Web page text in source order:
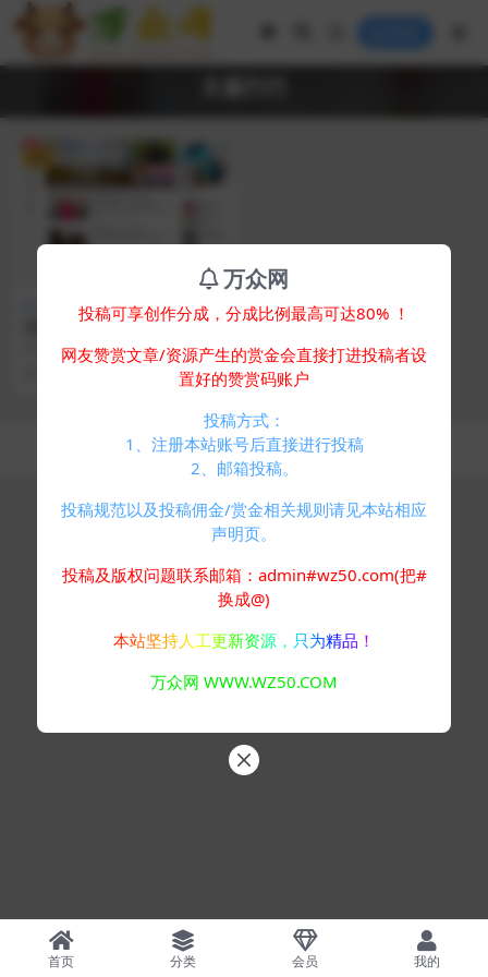
新闻博客
巴巴主题源码 合辑打包下载
WordPress主题模版+主题巴
巴SEO插件
简介： 主题巴巴WordPress主题模
板合辑打包下载，包含博客一号、
30
Copyright © 2024万众网- All rights reserved
浙ICP备05025058号-4
首页 分类 会员 我的
万众网
投稿可享创作分成，分成比例最高可达80% ！
网友赞赏文章/资源产生的赏金会直接打进投稿者设
置好的赞赏码账户
投稿方式：
1、注册本站账号后直接进行投稿
2、邮箱投稿。
投稿规范以及投稿佣金/赏金相关规则请见本站相应
声明页。
投稿及版权问题联系邮箱：admin#wz50.com(把#
换成@)
本站坚持人工更新资源，只为精品！
万众网 WWW.WZ50.COM